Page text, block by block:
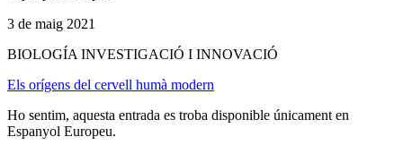
3 de maig 2021
BIOLOGÍA INVESTIGACIÓ I INNOVACIÓ
Els orígens del cervell humà modern
Ho sentim, aquesta entrada es troba disponible únicament en
Espanyol Europeu.